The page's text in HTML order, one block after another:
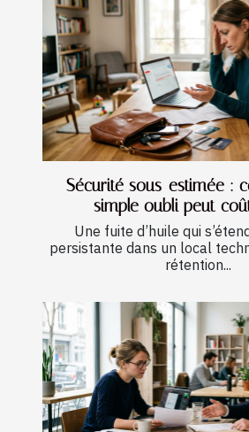
Sécurité sous-estimée :
simple oubli peut
Une fuite d’huile qui
persistante dans un local
rétention...